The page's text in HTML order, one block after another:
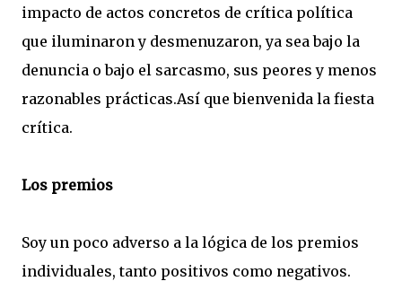
impacto de actos concretos de crítica política
que iluminaron y desmenuzaron, ya sea bajo la
denuncia o bajo el sarcasmo, sus peores y menos
razonables prácticas.Así que bienvenida la fiesta
crítica.
Los premios
Soy un poco adverso a la lógica de los premios
individuales, tanto positivos como negativos.